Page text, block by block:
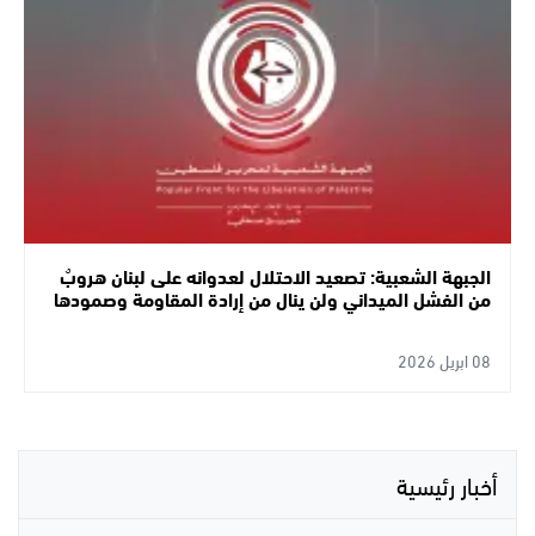
الجبهة الشعبية: تصعيد الاحتلال لعدوانه على لبنان هروبٌ
من الفشل الميداني ولن ينال من إرادة المقاومة وصمودها
08 ابريل 2026
أخبار رئيسية